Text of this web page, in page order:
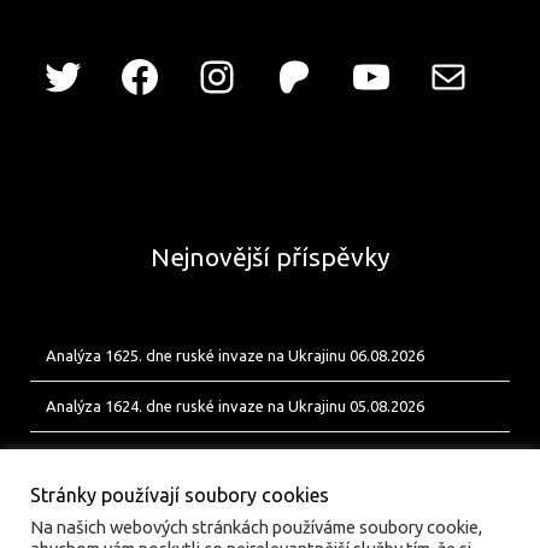
Nejnovější příspěvky
Analýza 1625. dne ruské invaze na Ukrajinu 06.08.2026
Analýza 1624. dne ruské invaze na Ukrajinu 05.08.2026
Stránky používají soubory cookies
Na našich webových stránkách používáme soubory cookie,